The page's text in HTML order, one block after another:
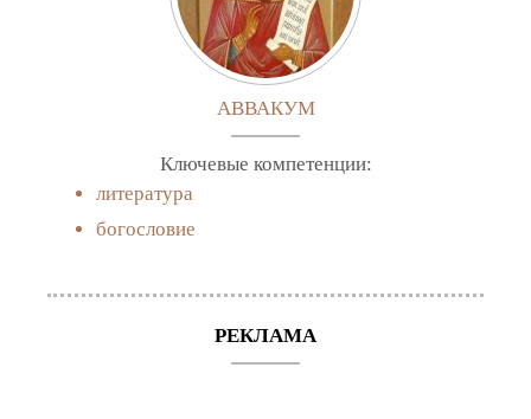
АВВАКУМ
Ключевые компетенции:
литература
богословие
РЕКЛАМА